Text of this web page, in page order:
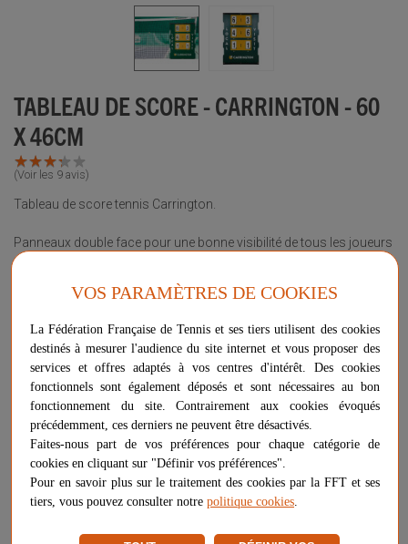
TABLEAU DE SCORE - CARRINGTON - 60
X 46CM
★★★★ ★
★★★★ ★
(Voir les 9 avis)
Tableau de score tennis Carrington.
Panneaux double face pour une bonne visibilité de tous les joueurs
Dimension du tableau: 60 x 46cm.
Le changement de score se fait à l’aide de disques à tourner.
Disponible également par lot de 3.
Plus d'informations sur ce produit
Voir les questions / réponses
Conditionnement
VOS PARAMÈTRES DE COOKIES
La Fédération Française de Tennis et ses tiers utilisent des cookies
destinés à mesurer l'audience du site internet et vous proposer des
services et offres adaptés à vos centres d'intérêt. Des cookies
fonctionnels sont également déposés et sont nécessaires au bon
fonctionnement du site. Contrairement aux cookies évoqués
précédemment, ces derniers ne peuvent être désactivés.
Faites-nous part de vos préférences pour chaque catégorie de
cookies en cliquant sur "Définir vos préférences".
Pour en savoir plus sur le traitement des cookies par la FFT et ses
tiers, vous pouvez consulter notre politique cookies.